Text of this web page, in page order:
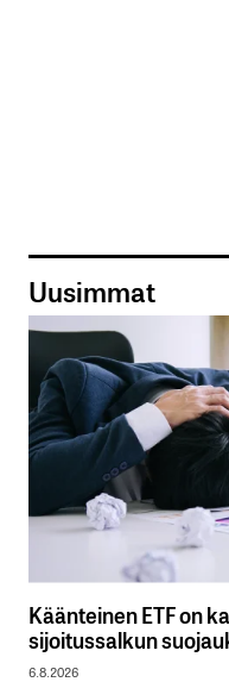
Uusimmat
Käänteinen ETF on
sijoitussalkun
6.8.2026